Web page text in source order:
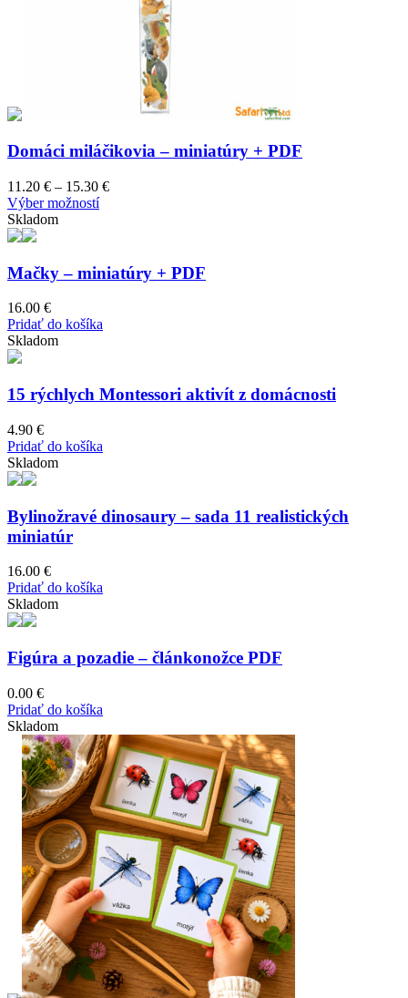
Domáci miláčikovia – miniatúry + PDF
11.20 € – 15.30 €Price
Výber možnostíThis
variants.
The
be
product
Skladom
Mačky – miniatúry + PDF
16.00 €
Pridať do košíka
Skladom
15 rýchlych Montessori aktivít z domácnosti
4.90 €
Pridať do košíka
Skladom
Bylinožravé dinosaury – sada 11 realistických
miniatúr
16.00 €
Pridať do košíka
Skladom
Figúra a pozadie – článkonožce PDF
0.00 €
Pridať do košíka
Skladom